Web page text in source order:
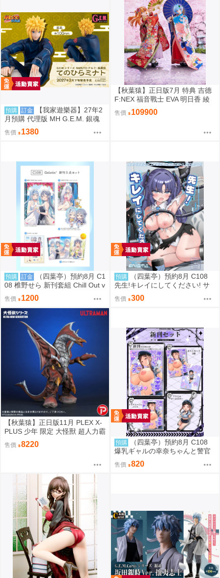
預購 訂金
【我家遊樂器】27年2
月預購 代理版 MH G.E.M. 銀魂
坂田銀時 攘夷志士
售價 1380
【秋葉猿】正日版7月 特典 吉德
F:NEX 福音戰士 EVA 明日香 綾
波零 日本人形 1/4 PVC 完成品
套組
售價 109900
預購 訂金
（四葉亭）預約8月 C1
08 椎野せら 新刊套組 Chill Out v
售價 1200
預購
（四葉亭）預約8月 C108
先生!キレイにしてください! サ
メジマ
售價 300
【秋葉猿】正日版11月 PLEX X-
PLUS 少年 限定 大怪獸 超人力霸
王 迪卡 迪迦 超古代鳥 美爾巴 少
限
售價 8220 預購
（四葉亭）預約8月 C108
爆乳ギャルの幸奈ちゃんと警官
コスエッチ 新刊套組 猫耳と黒マ
スク
售價 820